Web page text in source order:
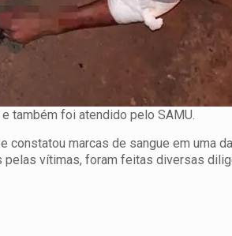
também foi atendido pelo SAMU.
constatou marcas de sangue em uma
vítimas, foram feitas diversas